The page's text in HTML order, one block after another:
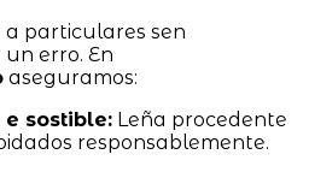
a particulares sen
erro. En
aseguramos:
sostible:Leña procedente
responsablemente.